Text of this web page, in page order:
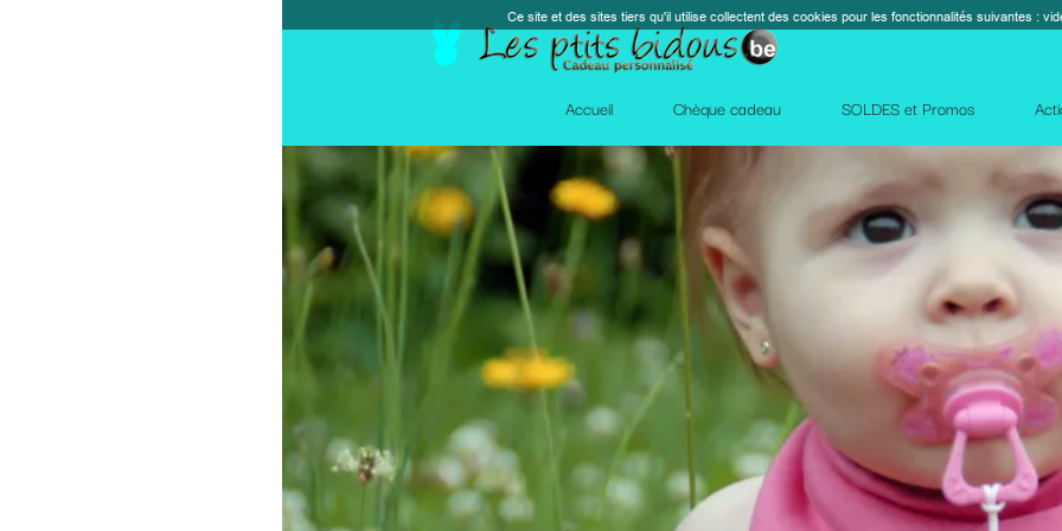
SOLDES et Promos Action Facebook Blog Des
Ce site et des sites tiers qu'il utilise collectent des cookies pour les fonctionnalités suivantes : vidéos, cartes, réseaux sociaux, calendrier,